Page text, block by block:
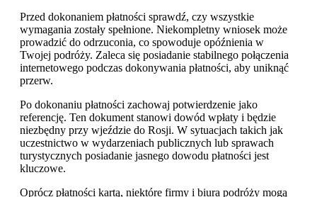
Przed dokonaniem płatności sprawdź, czy wszystkie
wymagania zostały spełnione. Niekompletny wniosek może
prowadzić do odrzuconia, co spowoduje opóźnienia w
Twojej podróży. Zaleca się posiadanie stabilnego połączenia
internetowego podczas dokonywania płatności, aby uniknąć
przerw.
Po dokonaniu płatności zachowaj potwierdzenie jako
referencję. Ten dokument stanowi dowód wpłaty i będzie
niezbędny przy wjeździe do Rosji. W sytuacjach takich jak
uczestnictwo w wydarzeniach publicznych lub sprawach
turystycznych posiadanie jasnego dowodu płatności jest
kluczowe.
Oprócz płatności kartą, niektóre firmy i biura podróży mogą